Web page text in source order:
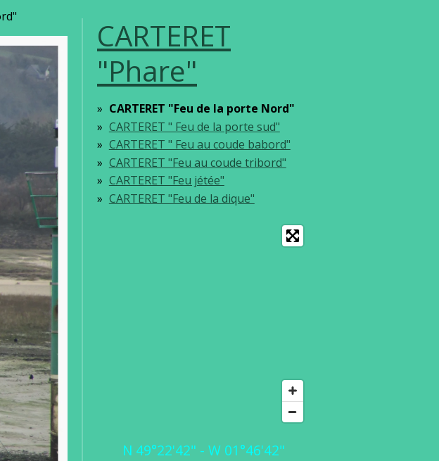
CARTERET
"Phare"
CARTERET "Feu de la porte Nord"
CARTERET " Feu de la porte sud"
CARTERET " Feu au coude babord"
CARTERET "Feu au coude tribord"
CARTERET "Feu jétée"
CARTERET "Feu de la dique"
N 49°22'42" - W 01°46'42"